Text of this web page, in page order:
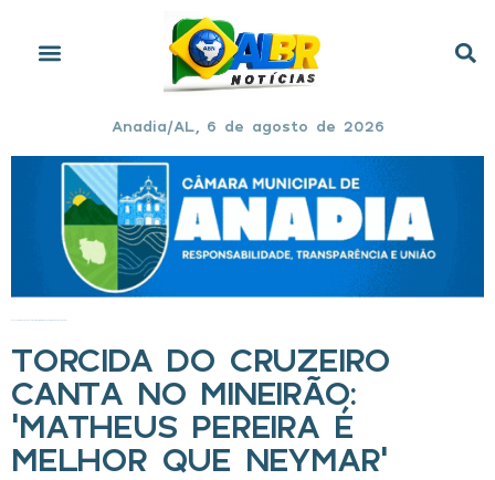
Anadia/AL, 6 de agosto de 2026
TORCIDA DO CRUZEIRO
CANTA NO MINEIRÃO:
‘MATHEUS PEREIRA É
MELHOR QUE NEYMAR’